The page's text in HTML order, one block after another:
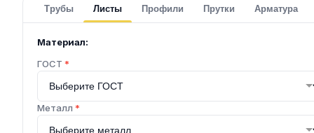
Трубы Листы Профили Прутки Арматура
Материал:
ГОСТ *
Металл *